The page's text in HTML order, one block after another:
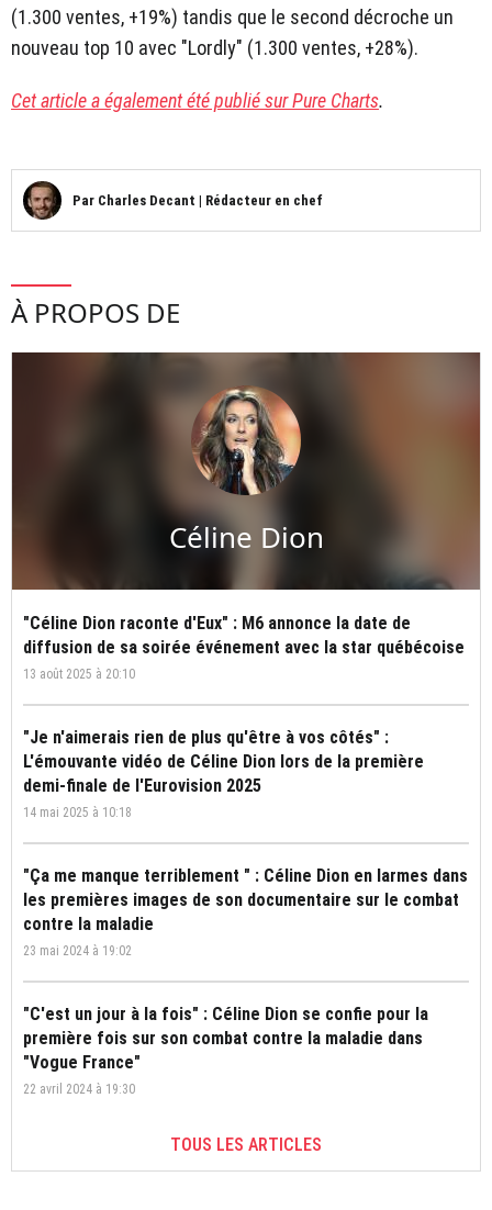
(1.300 ventes, +19%) tandis que le second décroche un
nouveau top 10 avec "Lordly" (1.300 ventes, +28%).
Cet article a également été publié sur Pure Charts.
Par Charles Decant | Rédacteur en chef
À PROPOS DE
Céline Dion
"Céline Dion raconte d'Eux" : M6 annonce la date de
diffusion de sa soirée événement avec la star québécoise
13 août 2025 à 20:10
"Je n'aimerais rien de plus qu'être à vos côtés" :
L'émouvante vidéo de Céline Dion lors de la première
demi-finale de l'Eurovision 2025
14 mai 2025 à 10:18
"Ça me manque terriblement " : Céline Dion en larmes dans
les premières images de son documentaire sur le combat
contre la maladie
23 mai 2024 à 19:02
"C'est un jour à la fois" : Céline Dion se confie pour la
première fois sur son combat contre la maladie dans
"Vogue France"
22 avril 2024 à 19:30
TOUS LES ARTICLES